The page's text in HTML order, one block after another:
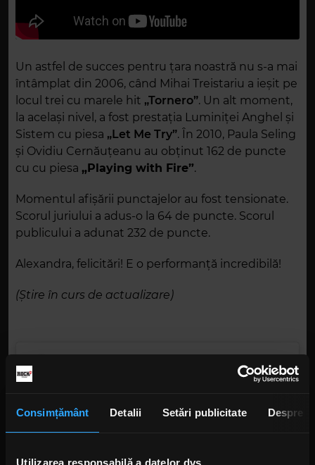
Consimțământ Detalii Setări publicitate Despre
Utilizarea responsabilă a datelor dvs.
Un astfel de succes pentru țara noastră nu s-a mai
întâmplat din 2006, când Mihai Treistariu a ieșit pe
locul trei cu marele hit „Tornero”. Un alt moment,
la același nivel, a fost prestația Luminiței Anghel și
Sistem cu piesa „Let Me Try”. În 2010, Paula Seling
și Ovidiu Cernăuțeanu au obținut 162 de puncte
cu cu piesa „Playing with Fire”.
Momentul afișării punctajelor au fost tensionate.
Scorul juriului a adus-o la 64 de puncte. Scorul
publicului a adunat 232 de puncte.
Alexandra, felicitări! E o performanță incredibilă!
(Știre în curs de actualizare)